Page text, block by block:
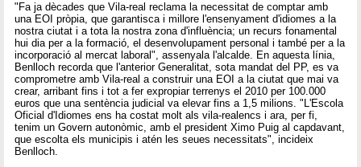
"Fa ja dècades que Vila-real reclama la necessitat de comptar amb
una EOI pròpia, que garantisca i millore l'ensenyament d'idiomes a la
nostra ciutat i a tota la nostra zona d'influència; un recurs fonamental
hui dia per a la formació, el desenvolupament personal i també per a la
incorporació al mercat laboral", assenyala l'alcalde. En aquesta línia,
Benlloch recorda que l'anterior Generalitat, sota mandat del PP, es va
comprometre amb Vila-real a construir una EOI a la ciutat que mai va
crear, arribant fins i tot a fer expropiar terrenys el 2010 per 100.000
euros que una sentència judicial va elevar fins a 1,5 milions. "L'Escola
Oficial d'Idiomes ens ha costat molt als vila-realencs i ara, per fi,
tenim un Govern autonòmic, amb el president Ximo Puig al capdavant,
que escolta els municipis i atén les seues necessitats", incideix
Benlloch.